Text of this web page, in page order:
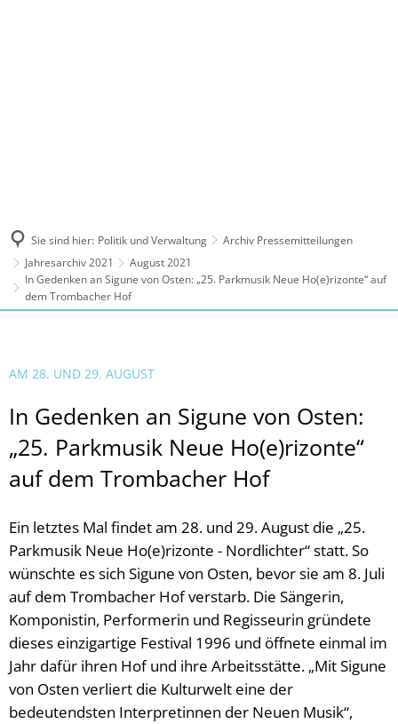
Sie sind hier: Politik und Verwaltung
Archiv Pressemitteilungen
Jahresarchiv 2021
August 2021
In Gedenken an Sigune von Osten: „25. Parkmusik Neue Ho(e)rizonte“ auf
dem Trombacher Hof
AM 28. UND 29. AUGUST
In Gedenken an Sigune von Osten:
„25. Parkmusik Neue Ho(e)rizonte“
auf dem Trombacher Hof
Ein letztes Mal findet am 28. und 29. August die „25.
Parkmusik Neue Ho(e)rizonte - Nordlichter“ statt. So
wünschte es sich Sigune von Osten, bevor sie am 8. Juli
auf dem Trombacher Hof verstarb. Die Sängerin,
Komponistin, Performerin und Regisseurin gründete
dieses einzigartige Festival 1996 und öffnete einmal im
Jahr dafür ihren Hof und ihre Arbeitsstätte. „Mit Sigune
von Osten verliert die Kulturwelt eine der
bedeutendsten Interpretinnen der Neuen Musik“,